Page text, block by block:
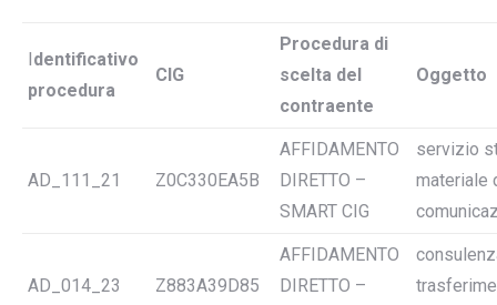
Identificativo
procedura
CIG
Procedura di
scelta del
contraente
Oggetto
AD_111_21 Z0C330EA5B
AFFIDAMENTO
DIRETTO –
SMART CIG
servizio
materiale
AD_014_23 Z883A39D85
AFFIDAMENTO
DIRETTO –